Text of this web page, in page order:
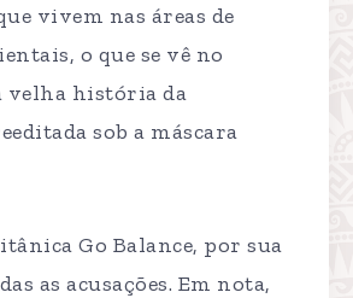
vivem nas áreas de
o que se vê no
velha história da
sob a máscara
Go Balance, por sua
as acusações. Em nota,